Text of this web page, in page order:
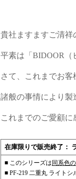
貴社ますますご清祥
平素は「BIDOOR（
さて、これまでお客
諸般の事情により製
これまでのご愛顧に
在庫限りで販売終了：
■ このシリーズは 同系色
■ PF-219 二重丸 ライトシ